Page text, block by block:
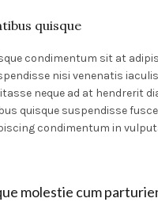
quisque
condimentum sit at
nisi venenatis
neque ad at hendrerit
quisque suspendisse
condimentum in
molestie cum